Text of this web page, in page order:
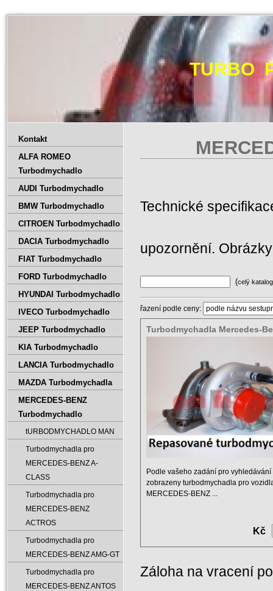
TURBO
Technické
upozornění.
(celý katalog
řazení podle ceny:
Turbodmychadla Mercedes-
Podle vašeho zadání pro vyhledávání
zobrazeny turbodmychadla pro
MERCEDES-BENZ ...
Kč
Záloha na vracení
Kontakt
ALFA ROMEO
Turbodmychadlo
AUDI Turbodmychadlo
BMW Turbodmychadlo
CITROEN Turbodmychadlo
DACIA Turbodmychadlo
FIAT Turbodmychadlo
FORD Turbodmychadlo
HYUNDAI Turbodmychadlo
IVECO Turbodmychadlo
JEEP Turbodmychadlo
KIA Turbodmychadlo
LANCIA Turbodmychadlo
MAZDA Turbodmychadla
MERCEDES-BENZ
Turbodmychadlo
tURBODMYCHADLO MAN
Turbodmychadla pro
MERCEDES-BENZ A-
CLASS
Turbodmychadla pro
MERCEDES-BENZ
ACTROS
Turbodmychadla pro
MERCEDES-BENZ AMG-GT
Turbodmychadla pro
MERCEDES-BENZ ANTOS